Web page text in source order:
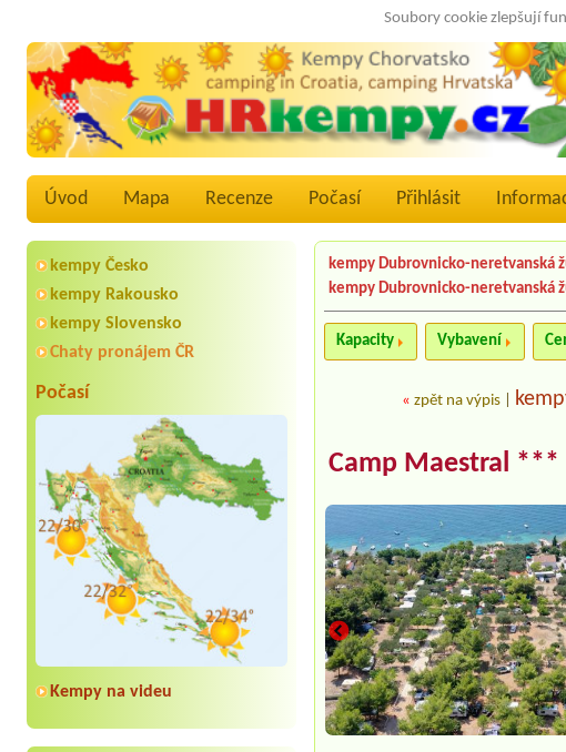
Soubory cookie zlepšují
Úvod Mapa Recenze Počasí Přihlásit
kempy Česko
kempy Rakousko
kempy Slovensko
Chaty pronájem ČR
Počasí
Kempy na videu
kempy Dubrovnicko-neretvanská
kempy Dubrovnicko-neretvanská
Kapacity Vybavení
«zpět na výpis
Camp Maestral ***